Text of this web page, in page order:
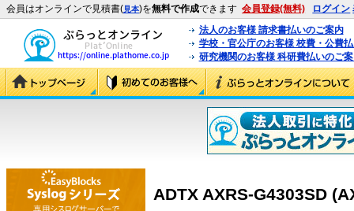
会員はオンラインで見積書(見本)を無料で作成できます 会員登録(無料) ログイン
法人のお客様 請求書払いのご案内
学校・官公庁のお客様 校費・公費
研究機関のお客様 科研費払いのご
ADTX AXRS-G4303SD